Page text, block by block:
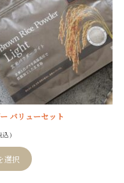
バリューセット
込 )
選択